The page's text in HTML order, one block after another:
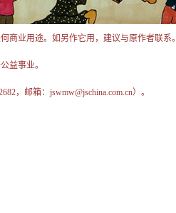
商业用途。如另作它用，建议与原作者联系。
益事业。
，邮箱：jswmw@jschina.com.cn）。